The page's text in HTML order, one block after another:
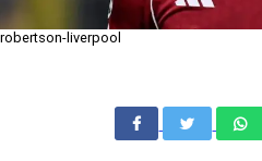
robertson-liverpool